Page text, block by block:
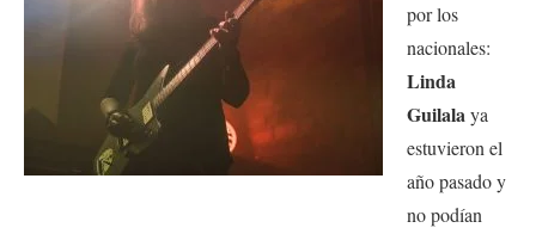
por los
nacionales:
Linda
Guilalaya
estuvieron el
año pasado y
no podían